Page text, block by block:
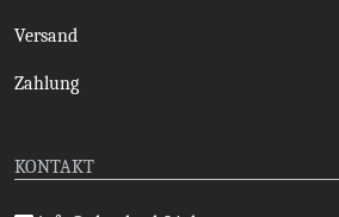
Versand
Zahlung
KONTAKT